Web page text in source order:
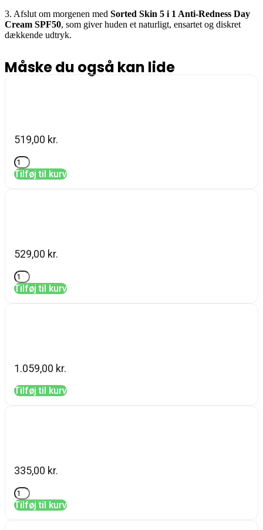
3. Afslut om morgenen med Sorted Skin 5 i 1 Anti-Redness Day
Cream SPF50, som giver huden et naturligt, ensartet og diskret
dækkende udtryk.
Måske du også kan lide
519,00 kr.
Tilføj til kurv
529,00 kr.
Tilføj til kurv
1.059,00 kr.
Tilføj til kurv
335,00 kr.
Tilføj til kurv